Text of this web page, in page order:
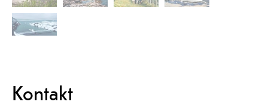
Kontakt